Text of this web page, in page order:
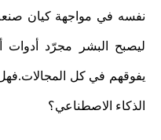
نفسه في مواجهة كيان صنعه
ليصبح البشر مجرّد أدوات
يفوقهم في كل
الذكاء الاصطناعي؟